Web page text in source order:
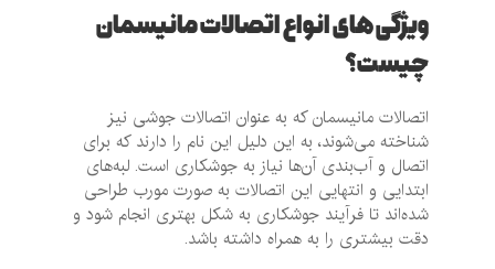
ویژگی های انواع اتصالات مانیسمان
چیست؟
اتصالات مانیسمان که به عنوان اتصالات جوشی نیز
شناخته می‌شوند، به این دلیل این نام را دارند که برای
اتصال و آب‌بندی آن‌ها نیاز به جوشکاری است. لبه‌های
ابتدایی و انتهایی این اتصالات به صورت مورب طراحی
شده‌اند تا فرآیند جوشکاری به شکل بهتری انجام شود و
دقت بیشتری را به همراه داشته باشد.